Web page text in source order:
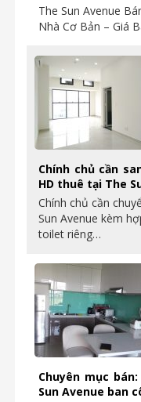
The Sun Avenue
Nhà Cơ Bản – Giá
Chính chủ cần
HD thuê tại The
Chính chủ cần
Sun Avenue kèm
toilet riêng…
Chuyên mục
Sun Avenue ban